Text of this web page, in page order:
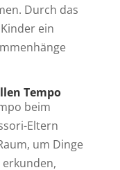
Durch das
ein
Tempo
beim
Eltern
um Dinge